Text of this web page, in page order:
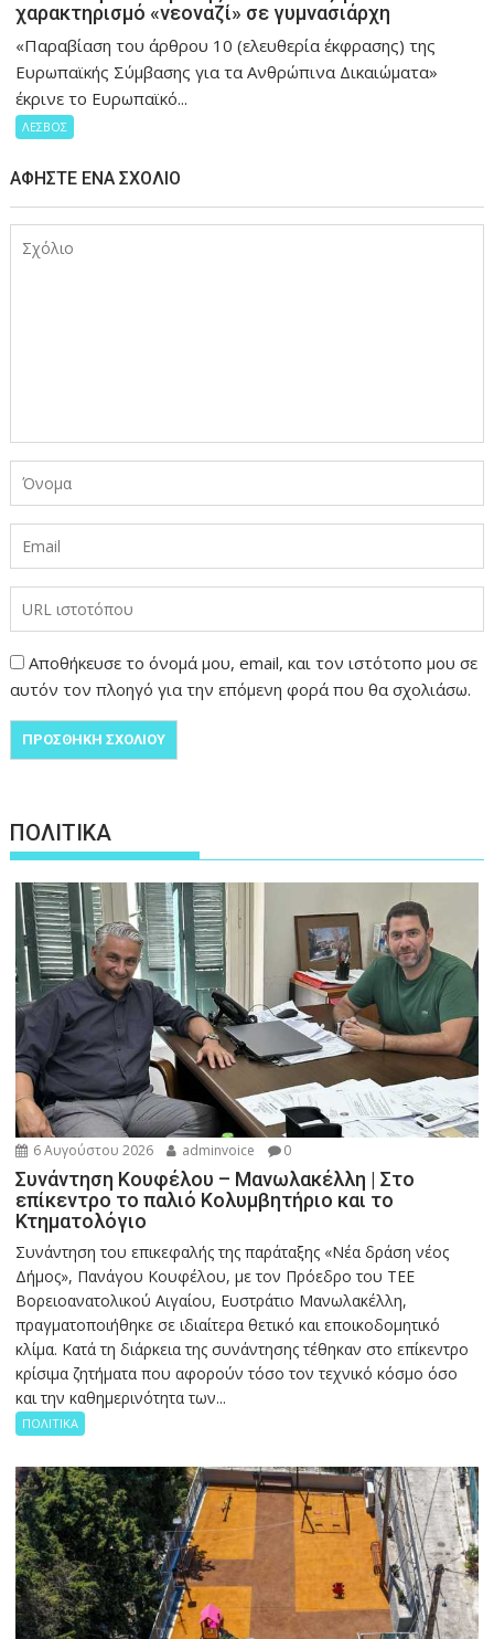
χαρακτηρισμό «νεοναζί» σε γυμνασιάρχη
«Παραβίαση του άρθρου 10 (ελευθερία έκφρασης) της
Ευρωπαϊκής Σύμβασης για τα Ανθρώπινα Δικαιώματα»
έκρινε το Ευρωπαϊκό...
ΛΕΣΒΟΣ
ΑΦΉΣΤΕ ΈΝΑ ΣΧΌΛΙΟ
Αποθήκευσε το όνομά μου, email, και τον ιστότοπο μου σε
αυτόν τον πλοηγό για την επόμενη φορά που θα σχολιάσω.
ΠΟΛΙΤΙΚΑ
6 Αυγούστου 2026 adminvoice 0
Συνάντηση Κουφέλου – Μανωλακέλλη | Στο
επίκεντρο το παλιό Κολυμβητήριο και το
Κτηματολόγιο
Συνάντηση του επικεφαλής της παράταξης «Νέα δράση νέος
Δήμος», Πανάγου Κουφέλου, με τον Πρόεδρο του ΤΕΕ
Βορειοανατολικού Αιγαίου, Ευστράτιο Μανωλακέλλη,
πραγματοποιήθηκε σε ιδιαίτερα θετικό και εποικοδομητικό
κλίμα. Κατά τη διάρκεια της συνάντησης τέθηκαν στο επίκεντρο
κρίσιμα ζητήματα που αφορούν τόσο τον τεχνικό κόσμο όσο
και την καθημερινότητα των...
ΠΟΛΙΤΙΚΑ